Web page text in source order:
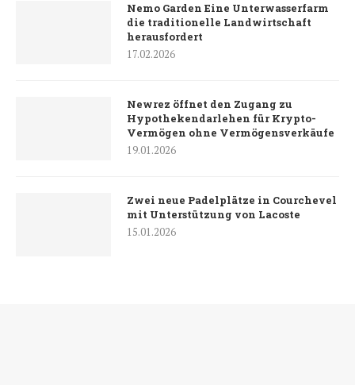
Nemo Garden Eine Unterwasserfarm
die traditionelle Landwirtschaft
herausfordert
17.02.2026
Newrez öffnet den Zugang zu
Hypothekendarlehen für Krypto-
Vermögen ohne Vermögensverkäufe
19.01.2026
Zwei neue Padelplätze in Courchevel
mit Unterstützung von Lacoste
15.01.2026